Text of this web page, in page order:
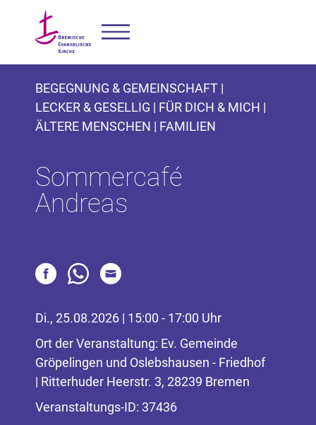
BEGEGNUNG & GEMEINSCHAFT |
LECKER & GESELLIG | FÜR DICH & MICH |
ÄLTERE MENSCHEN | FAMILIEN
Sommercafé
Andreas
Di., 25.08.2026 | 15:00 - 17:00 Uhr
Ort der Veranstaltung: Ev. Gemeinde
Gröpelingen und Oslebshausen - Friedhof
| Ritterhuder Heerstr. 3, 28239 Bremen
Veranstaltungs-ID: 37436